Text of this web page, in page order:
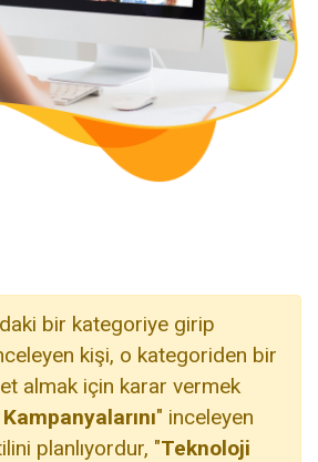
bir kategoriye girip
kişi, o kategoriden bir
almak için karar vermek
" inceleyen
planlıyordur, "Teknoloji